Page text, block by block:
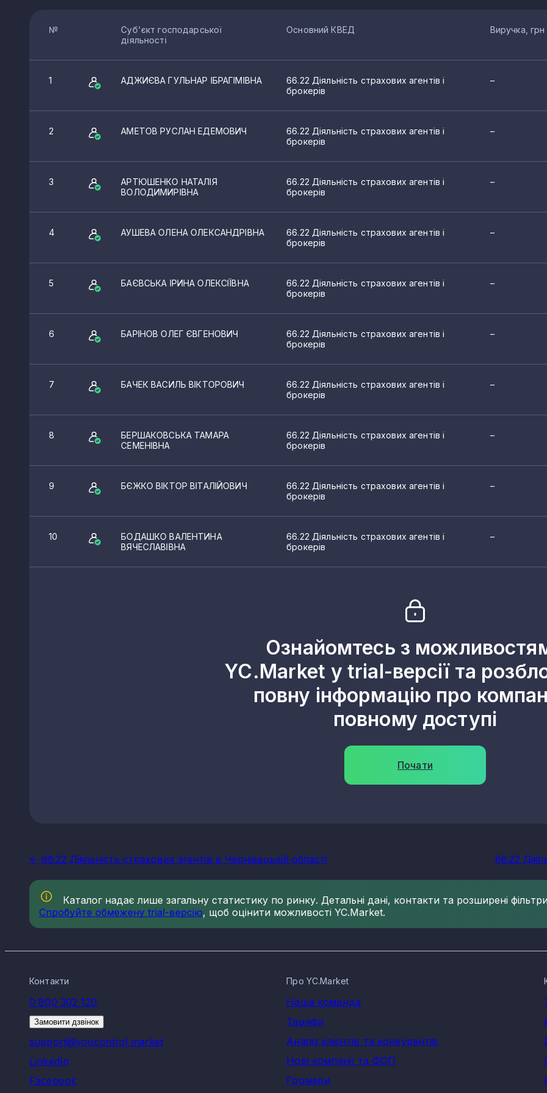
№
Суб'єкт господарської
діяльності
Основний КВЕД Виручка, грн
1 АДЖИЄВА ГУЛЬНАР ІБРАГІМІВНА
66.22 Діяльність страхових агентів і
брокерів
–
2 АМЕТОВ РУСЛАН ЕДЕМОВИЧ
66.22 Діяльність страхових агентів і
брокерів
–
3
АРТЮШЕНКО НАТАЛІЯ
ВОЛОДИМИРІВНА
66.22 Діяльність страхових агентів і
брокерів
–
4 АУШЕВА ОЛЕНА ОЛЕКСАНДРІВНА
66.22 Діяльність страхових агентів і
брокерів
–
5 БАЄВСЬКА ІРИНА ОЛЕКСІЇВНА
66.22 Діяльність страхових агентів і
брокерів
–
6 БАРІНОВ ОЛЕГ ЄВГЕНОВИЧ
66.22 Діяльність страхових агентів і
брокерів
–
7 БАЧЕК ВАСИЛЬ ВІКТОРОВИЧ
66.22 Діяльність страхових агентів і
брокерів
–
8
БЕРШАКОВСЬКА ТАМАРА
СЕМЕНІВНА
66.22 Діяльність страхових агентів і
брокерів
–
9 БЄЖКО ВІКТОР ВІТАЛІЙОВИЧ
66.22 Діяльність страхових агентів і
брокерів
–
10
БОДАШКО ВАЛЕНТИНА
ВЯЧЕСЛАВІВНА
66.22 Діяльність страхових агентів і
брокерів
–
Ознайомтесь з
YC.Market у trial-версії та
повну інформацію про
повному доступі
Почати
<- 66.22 Діяльність страхових агентів в Чернівецькій області 66.22
Каталог надає лише загальну статистику по ринку. Детальні дані, контакти та розширені фільтри
Спробуйте обмежену trial-версію, щоб оцінити можливості YC.Market.
Контакти
0 800 302 120
Замовити дзвінок
support@youcontrol.market
LinkedIn
Facebook
Про YC.Market
Наша команда
Тарифи
Аналіз клієнтів та конкурентів
Нові компанії та ФОП
Громади